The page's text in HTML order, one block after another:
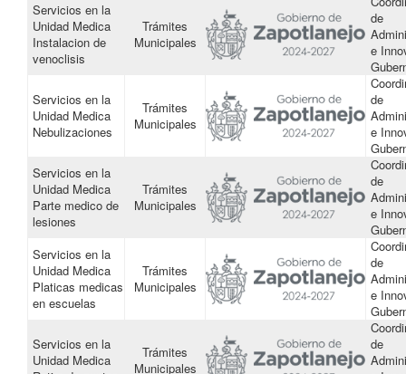
Servicios en la
Unidad Medica
Instalacion de
venoclisis
Trámites
Municipales
de
e
Servicios en la
Unidad Medica
Nebulizaciones
Trámites
Municipales
de
e
Servicios en la
Unidad Medica
Parte medico de
lesiones
Trámites
Municipales
de
e
Servicios en la
Unidad Medica
Platicas medicas
en escuelas
Trámites
Municipales
de
e
Servicios en la
Unidad Medica
Trámites
Municipales
de